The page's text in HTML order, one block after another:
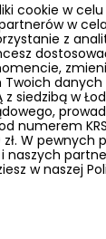
Przy
cookie w
w
z
danych
z siedzibą w
numerem
zł. W
naszych
w naszej